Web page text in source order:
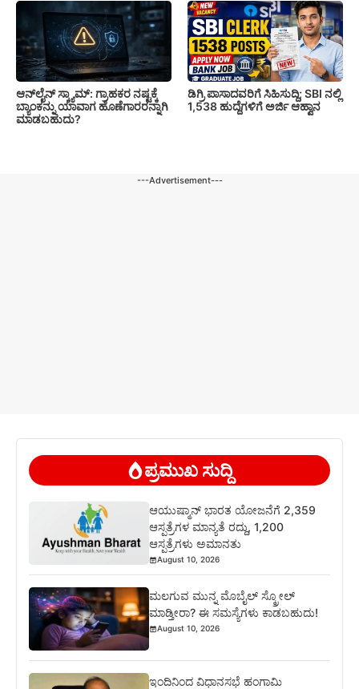
ಆನ್‌ಲೈನ್ ಸ್ಕ್ಯಾಮ್: ಗ್ರಾಹಕರ ನಷ್ಟಕ್ಕೆ
ಬ್ಯಾಂಕನ್ನು ಯಾವಾಗ ಹೊಣೆಗಾರರನ್ನಾಗಿ
ಮಾಡಬಹುದು?
ಡಿಗ್ರಿ ಪಾಸಾದವರಿಗೆ ಸಿಹಿಸುದ್ದಿ; SBI ನಲ್ಲಿ
1,538 ಹುದ್ದೆಗಳಿಗೆ ಅರ್ಜಿ ಆಹ್ವಾನ
---Advertisement---
ಪ್ರಮುಖ ಸುದ್ದಿ
ಆಯುಷ್ಮಾನ್ ಭಾರತ ಯೋಜನೆಗೆ 2,359
ಆಸ್ಪತ್ರೆಗಳ ಮಾನ್ಯತೆ ರದ್ದು, 1,200
ಆಸ್ಪತ್ರೆಗಳು ಅಮಾನತು
August 10, 2026
ಮಲಗುವ ಮುನ್ನ ಮೊಬೈಲ್ ಸ್ಕ್ರೋಲ್
ಮಾಡ್ತೀರಾ? ಈ ಸಮಸ್ಯೆಗಳು ಕಾಡಬಹುದು!
August 10, 2026
ಇಂದಿನಿಂದ ವಿಧಾನಸಭೆ ಹಂಗಾಮಿ